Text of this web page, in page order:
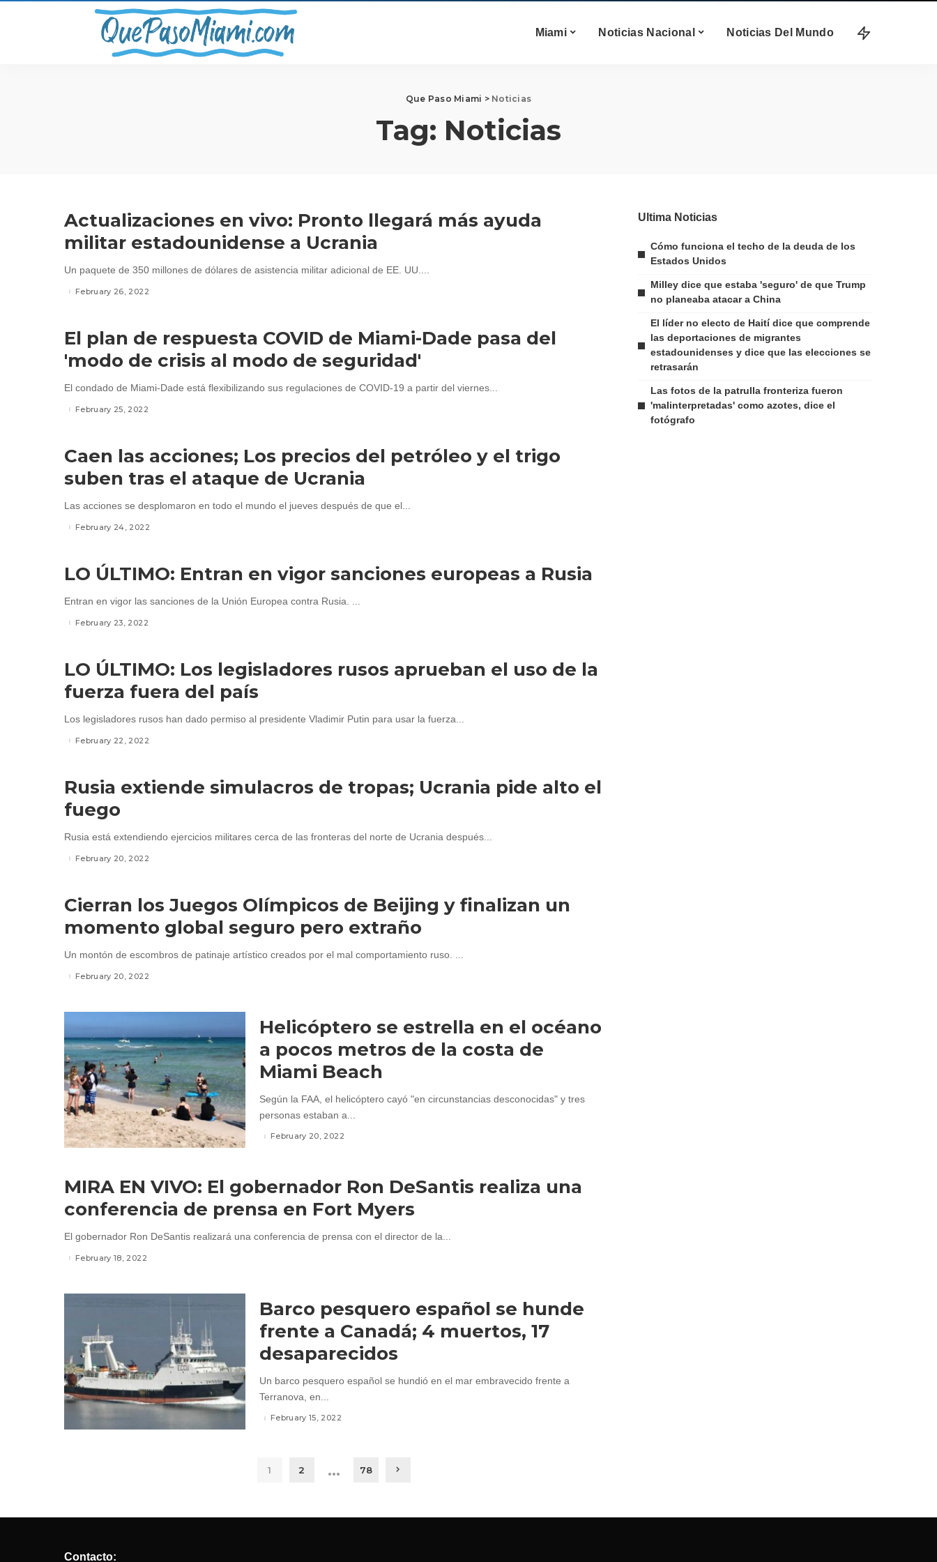
Miami Noticias Nacional Noticias Del Mundo
Que Paso Miami > Noticias
Tag: Noticias
Actualizaciones en vivo: Pronto llegará más ayuda
militar estadounidense a Ucrania
Un paquete de 350 millones de dólares de asistencia militar adicional de EE. UU....
February 26, 2022
El plan de respuesta COVID de Miami-Dade pasa del
'modo de crisis al modo de seguridad'
El condado de Miami-Dade está flexibilizando sus regulaciones de COVID-19 a partir del viernes...
February 25, 2022
Caen las acciones; Los precios del petróleo y el trigo
suben tras el ataque de Ucrania
Las acciones se desplomaron en todo el mundo el jueves después de que el...
February 24, 2022
LO ÚLTIMO: Entran en vigor sanciones europeas a Rusia
Entran en vigor las sanciones de la Unión Europea contra Rusia. ...
February 23, 2022
LO ÚLTIMO: Los legisladores rusos aprueban el uso de la
fuerza fuera del país
Los legisladores rusos han dado permiso al presidente Vladimir Putin para usar la fuerza...
February 22, 2022
Rusia extiende simulacros de tropas; Ucrania pide alto el
fuego
Rusia está extendiendo ejercicios militares cerca de las fronteras del norte de Ucrania después...
February 20, 2022
Cierran los Juegos Olímpicos de Beijing y finalizan un
momento global seguro pero extraño
Un montón de escombros de patinaje artístico creados por el mal comportamiento ruso. ...
February 20, 2022
Helicóptero se estrella en el océano
a pocos metros de la costa de
Miami Beach
Según la FAA, el helicóptero cayó "en circunstancias desconocidas" y tres
personas estaban a...
February 20, 2022
MIRA EN VIVO: El gobernador Ron DeSantis realiza una
conferencia de prensa en Fort Myers
El gobernador Ron DeSantis realizará una conferencia de prensa con el director de la...
February 18, 2022
Barco pesquero español se hunde
frente a Canadá; 4 muertos, 17
desaparecidos
Un barco pesquero español se hundió en el mar embravecido frente a
Terranova, en...
February 15, 2022
1 2 … 78
Ultima Noticias
Cómo funciona el techo de la deuda de los
Estados Unidos
Milley dice que estaba 'seguro' de que Trump
no planeaba atacar a China
El líder no electo de Haití dice que comprende
las deportaciones de migrantes
estadounidenses y dice que las elecciones se
retrasarán
Las fotos de la patrulla fronteriza fueron
'malinterpretadas' como azotes, dice el
fotógrafo
Contacto: